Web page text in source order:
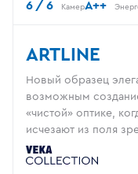
6 / 6 КамерA++
ARTLINE
Новый образец
возможным
«чистой» оптике,
исчезают из поля